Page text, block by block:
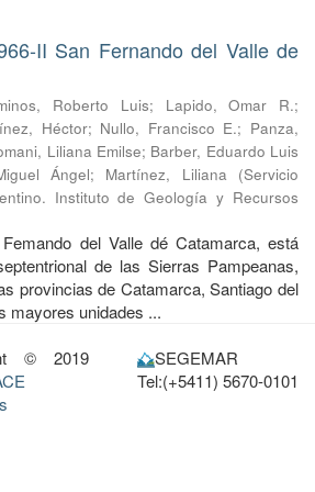
II San Fernando del Valle de
Roberto Luis; Lapido, Omar R.;
Héctor; Nullo, Francisco E.; Panza,
Liliana Emilse; Barber, Eduardo Luis
Ángel; Martínez, Liliana (Servicio
Instituto de Geología y Recursos
del Valle dé Catamarca, está
de las Sierras Pampeanas,
provincias de Catamarca, Santiago del
mayores unidades ...
© 2019
SEGEMAR
Tel:(+5411) 5670-0101